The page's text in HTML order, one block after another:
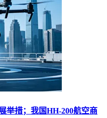
举措；我国HH-200航空商